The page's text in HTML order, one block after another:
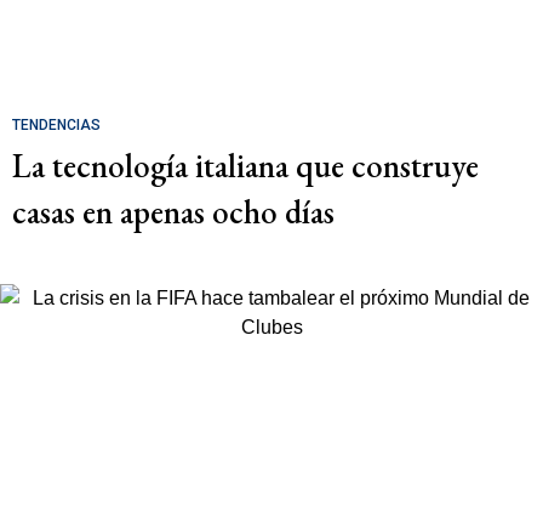
TENDENCIAS
La tecnología italiana que construye
casas en apenas ocho días